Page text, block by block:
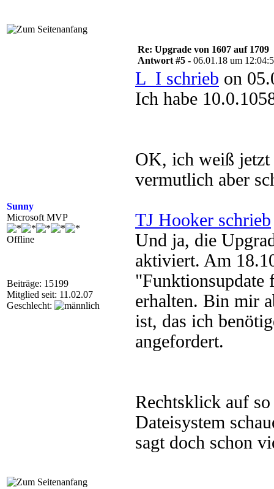
Sunny
Microsoft MVP
Offline
Beiträge: 15199
Mitglied seit: 11.02.07
Geschlecht:
Re: Upgrade von 1607 auf 1709
Antwort #5 - 06.01.18 um
L_I schrieb on
Ich habe
OK, ich weiß jetzt
vermutlich aber
TJ Hooker schrieb
Und ja, die
aktiviert. Am
"Funktionsupdate
erhalten. Bin mir
ist, das ich
angefordert.
Rechtsklick auf
Dateisystem
sagt doch schon